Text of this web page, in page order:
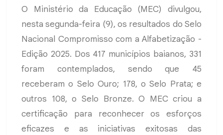
O Ministério da Educação (MEC) divulgou,
nesta segunda-feira (9), os resultados do Selo
Nacional Compromisso com a Alfabetização -
Edição 2025. Dos 417 municípios baianos, 331
foram contemplados, sendo que 45
receberam o Selo Ouro; 178, o Selo Prata; e
outros 108, o Selo Bronze. O MEC criou a
certificação para reconhecer os esforços
eficazes e as iniciativas exitosas das